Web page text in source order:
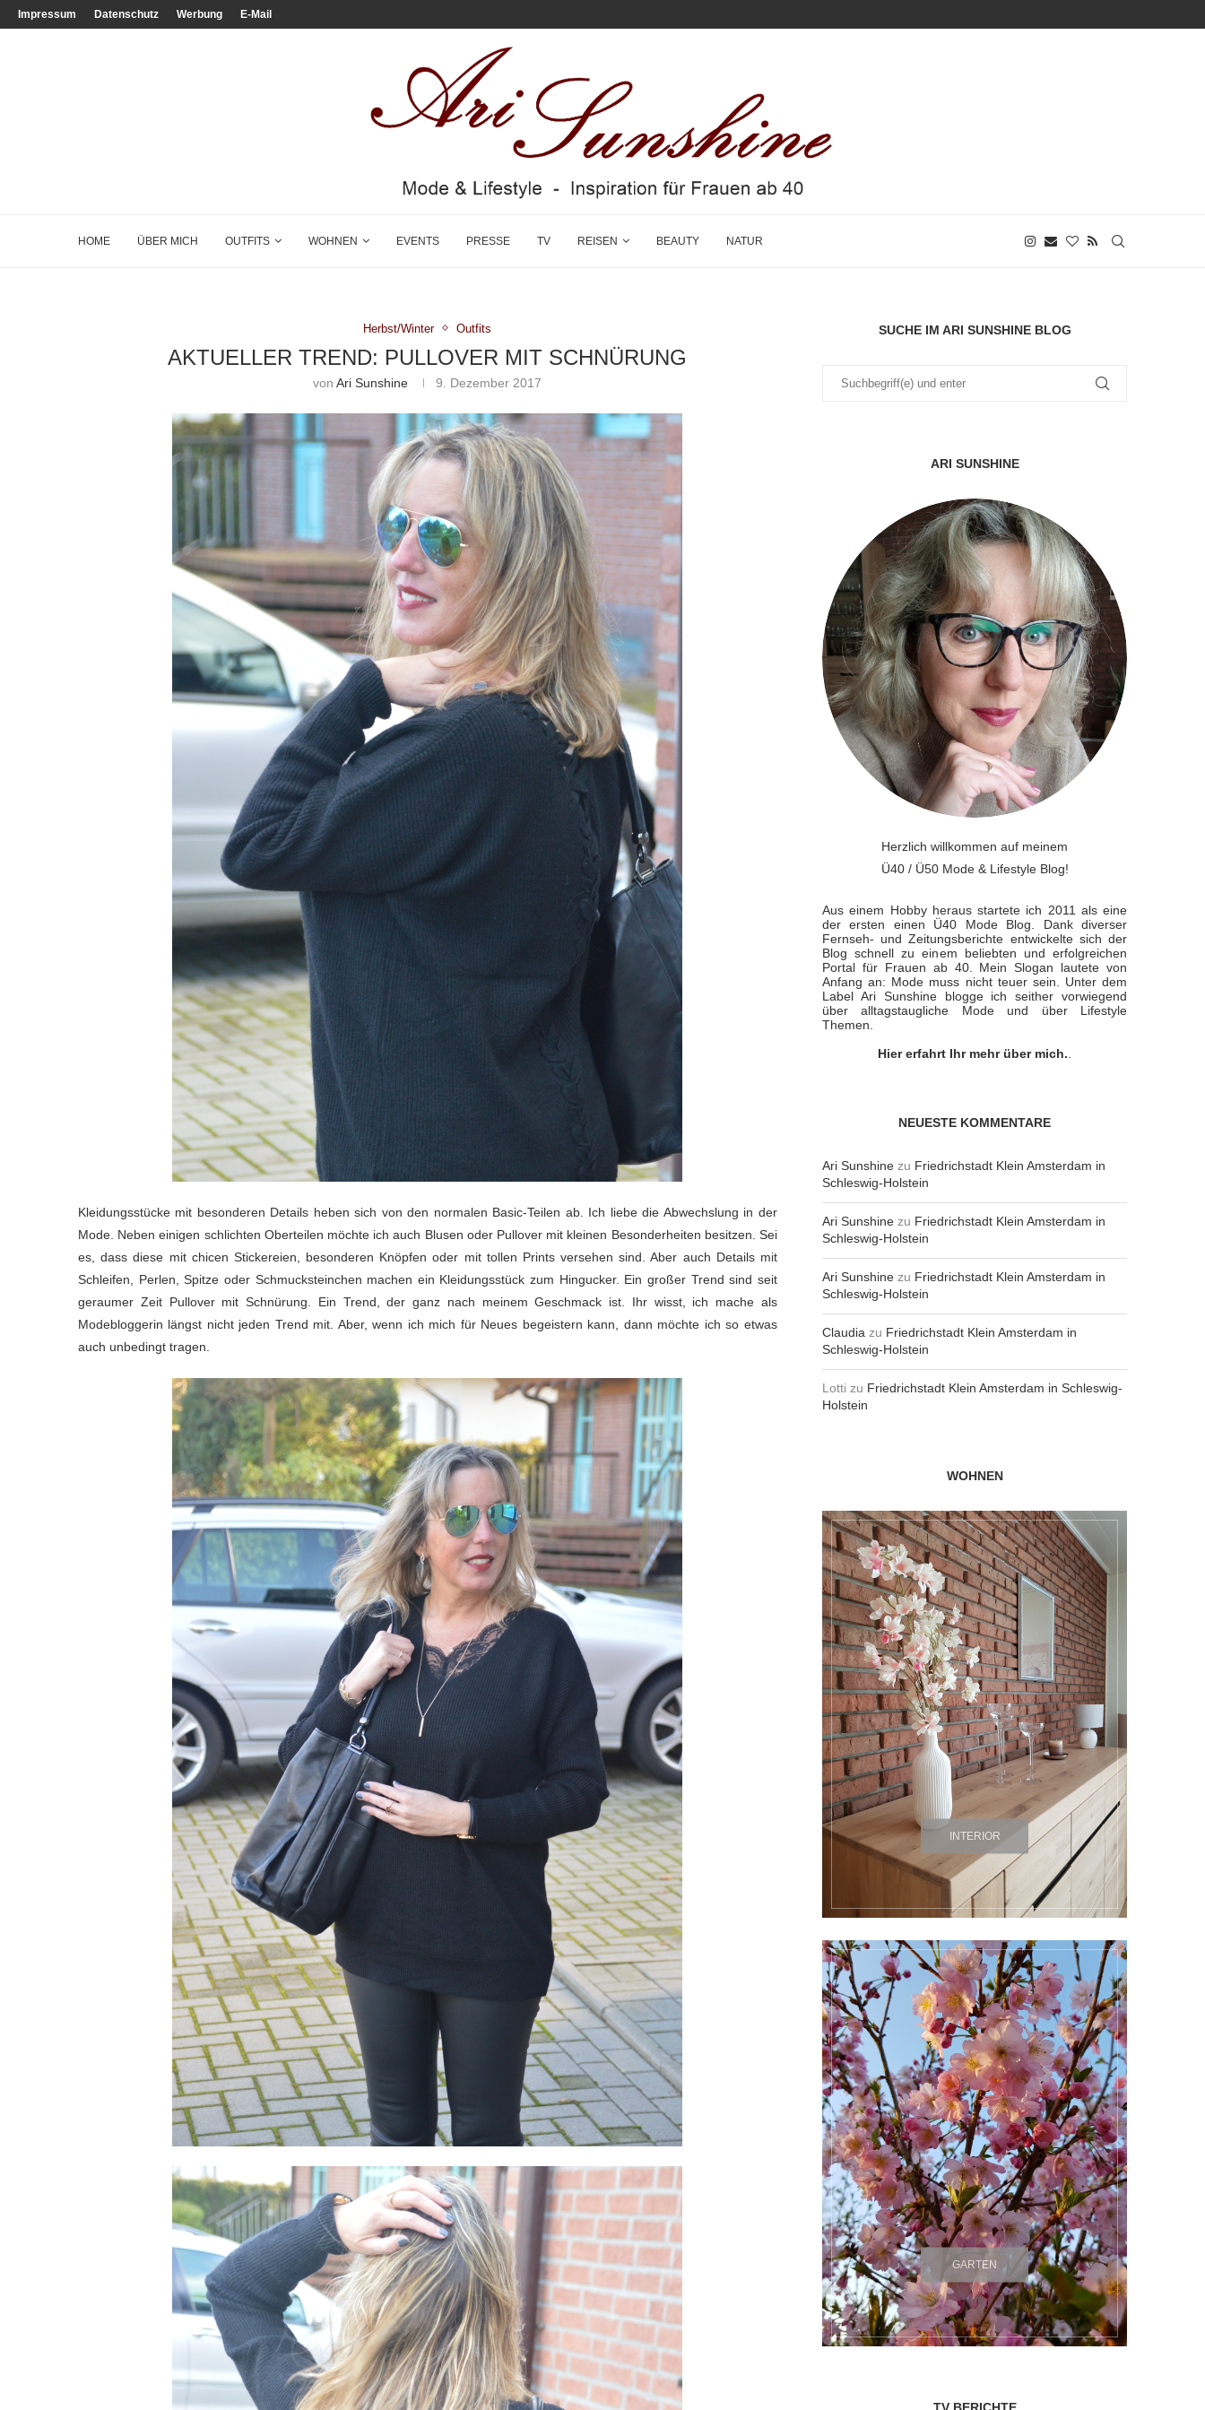
Impressum Datenschutz Werbung E-Mail
HOME ÜBER MICH OUTFITS WOHNEN EVENTS PRESSE TV REISEN BEAUTY NATUR
Herbst/Winter Outfits
AKTUELLER TREND: PULLOVER MIT SCHNÜRUNG
vonAri Sunshine 9. Dezember 2017
Kleidungsstücke mit besonderen Details heben sich von den normalen Basic-Teilen ab. Ich liebe die Abwechslung in der
Mode. Neben einigen schlichten Oberteilen möchte ich auch Blusen oder Pullover mit kleinen Besonderheiten besitzen. Sei
es, dass diese mit chicen Stickereien, besonderen Knöpfen oder mit tollen Prints versehen sind. Aber auch Details mit
Schleifen, Perlen, Spitze oder Schmucksteinchen machen ein Kleidungsstück zum Hingucker. Ein großer Trend sind seit
geraumer Zeit Pullover mit Schnürung. Ein Trend, der ganz nach meinem Geschmack ist. Ihr wisst, ich mache als
Modebloggerin längst nicht jeden Trend mit. Aber, wenn ich mich für Neues begeistern kann, dann möchte ich so etwas
auch unbedingt tragen.
SUCHE IM ARI SUNSHINE BLOG
ARI SUNSHINE
Herzlich willkommen auf meinem
Ü40 / Ü50 Mode & Lifestyle Blog!
Aus einem Hobby heraus startete ich 2011 als eine
der ersten einen Ü40 Mode Blog. Dank diverser
Fernseh- und Zeitungsberichte entwickelte sich der
Blog schnell zu einem beliebten und erfolgreichen
Portal für Frauen ab 40. Mein Slogan lautete von
Anfang an: Mode muss nicht teuer sein. Unter dem
Label Ari Sunshine blogge ich seither vorwiegend
über alltagstaugliche Mode und über Lifestyle
Themen.
Hier erfahrt Ihr mehr über mich..
NEUESTE KOMMENTARE
Ari Sunshine zu Friedrichstadt Klein Amsterdam in
Schleswig-Holstein
Ari Sunshine zu Friedrichstadt Klein Amsterdam in
Schleswig-Holstein
Ari Sunshine zu Friedrichstadt Klein Amsterdam in
Schleswig-Holstein
Claudia zu Friedrichstadt Klein Amsterdam in
Schleswig-Holstein
Lotti zu Friedrichstadt Klein Amsterdam in Schleswig-
Holstein
WOHNEN
INTERIOR
GARTEN